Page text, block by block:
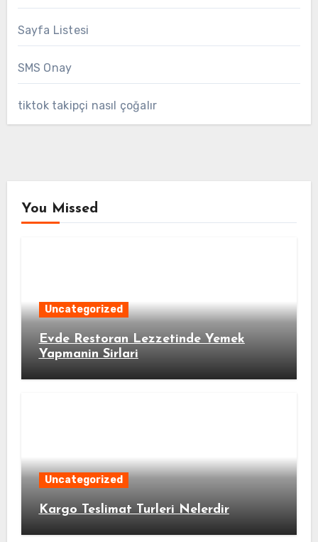
Sayfa Listesi
SMS Onay
tiktok takipçi nasıl çoğalır
You Missed
Uncategorized
Evde Restoran Lezzetinde Yemek
Yapmanin Sirlari
Uncategorized
Kargo Teslimat Turleri Nelerdir